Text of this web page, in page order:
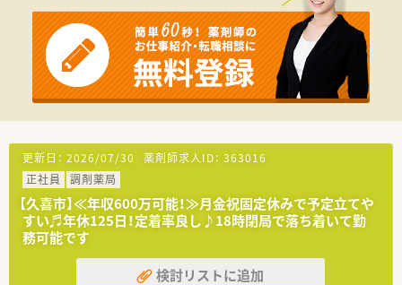
更新日： 2026/07/30 薬剤師求人ID： 363016
正社員
調剤薬局
【久喜市】≪年収600万可能！≫月金祝固定休みで予定立てや
すい♬年休125日！定着率良し♪18時閉局で落ち着いて勤
務可能です
検討リストに追加